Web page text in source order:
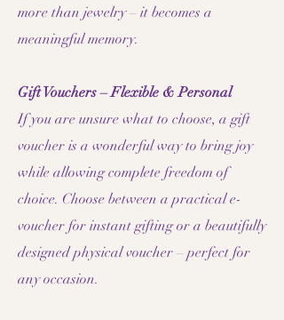
more than jewelry – it becomes a
meaningful memory.
Gift Vouchers – Flexible & Personal
If you are unsure what to choose, a gift
voucher is a wonderful way to bring joy
while allowing complete freedom of
choice. Choose between a practical e-
voucher for instant gifting or a beautifully
designed physical voucher – perfect for
any occasion.